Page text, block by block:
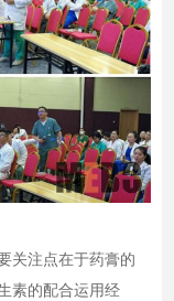
注点在于药膏的
素的配合运用经